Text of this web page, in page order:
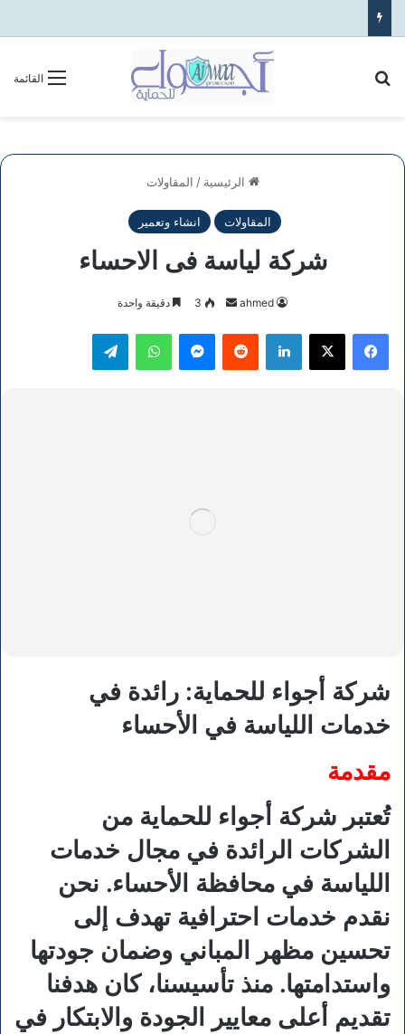
القائمة
الرئيسية / المقاولات
المقاولات انشاء وتعمير
شركة لياسة فى الاحساء
ahmed
أرسل
إلكترونيا
3 دقيقة واحدة
فيسبوك ‫X لينكدإن ماسنجر واتساب تيلقرام
شركة أجواء للحماية: رائدة في
خدمات اللياسة في الأحساء
مقدمة
تُعتبر شركة أجواء للحماية من
الشركات الرائدة في مجال خدمات
اللياسة في محافظة الأحساء. نحن
نقدم خدمات احترافية تهدف إلى
تحسين مظهر المباني وضمان جودتها
واستدامتها. منذ تأسيسنا، كان هدفنا
تقديم أعلى معايير الجودة والابتكار في